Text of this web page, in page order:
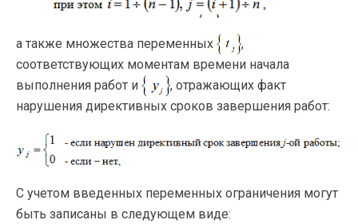
а также множества переменных
,
соответствующих моментам времени начала
выполнения работ и
, отражающих факт
нарушения директивных сроков завершения работ:
С учетом введенных переменных ограничения могут
быть записаны в следующем виде: